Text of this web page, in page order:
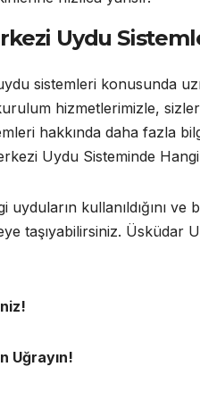
Uydu
sistemleri konusunda
hizmetlerimizle,
hakkında daha fazla
Uydu Sisteminde
kullanıldığını
taşıyabilirsiniz. Üsküdar
Uğrayın!